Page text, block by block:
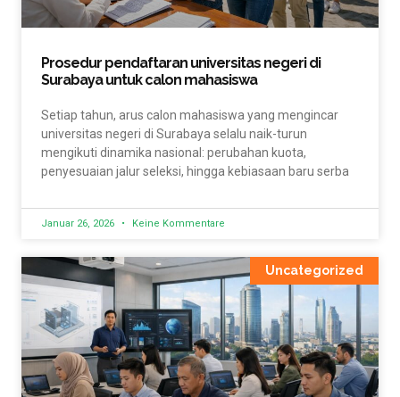
Prosedur pendaftaran universitas negeri di
Surabaya untuk calon mahasiswa
Setiap tahun, arus calon mahasiswa yang mengincar
universitas negeri di Surabaya selalu naik-turun
mengikuti dinamika nasional: perubahan kuota,
penyesuaian jalur seleksi, hingga kebiasaan baru serba
Januar 26, 2026 Keine Kommentare
Uncategorized